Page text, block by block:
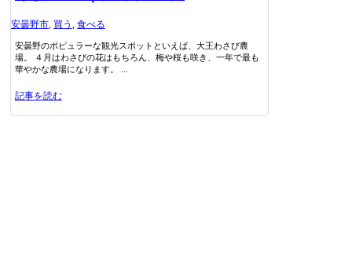
安曇野市, 買う , 食べる
安曇野のポピュラーな観光スポットといえば、大王わさび農
場。 ４月はわさびの花はもちろん、梅や桜も咲き、一年で最も
華やかな農場になります。 ...
記事を読む